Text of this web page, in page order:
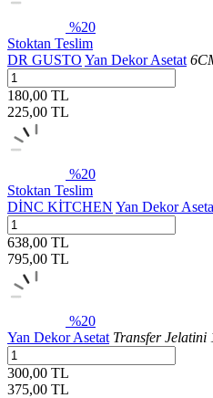
%20
Stoktan Teslim
DR GUSTO Yan Dekor Asetat
180,00 TL
225,00 TL
%20
Stoktan Teslim
DİNC KİTCHEN Yan Dekor
638,00 TL
795,00 TL
%20
Yan Dekor Asetat Transfer Jelatini
300,00 TL
375,00 TL